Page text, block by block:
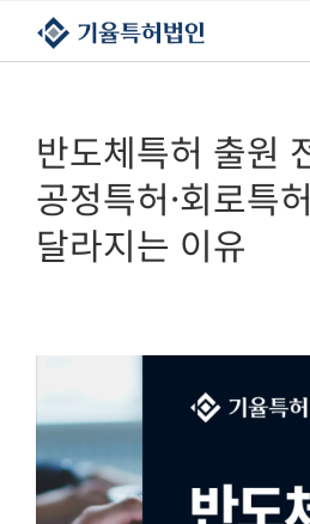
콘텐츠로
건너뛰기
반도체특허 출원
공정특허·회로특
달라지는 이유